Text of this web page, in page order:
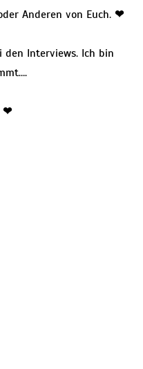
Anderen von Euch. ❤
Interviews. Ich bin
❤